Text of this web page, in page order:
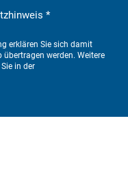
*
erklären Sie sich damit
werden. Weitere
in der